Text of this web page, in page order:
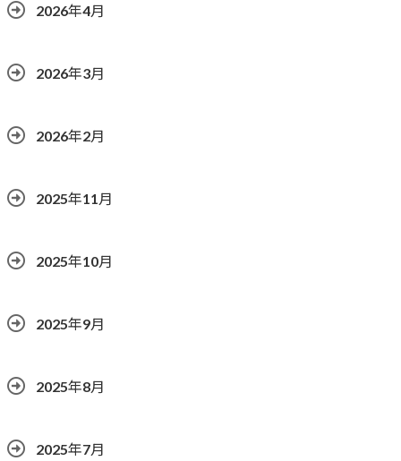
2026年4月
2026年3月
2026年2月
2025年11月
2025年10月
2025年9月
2025年8月
2025年7月